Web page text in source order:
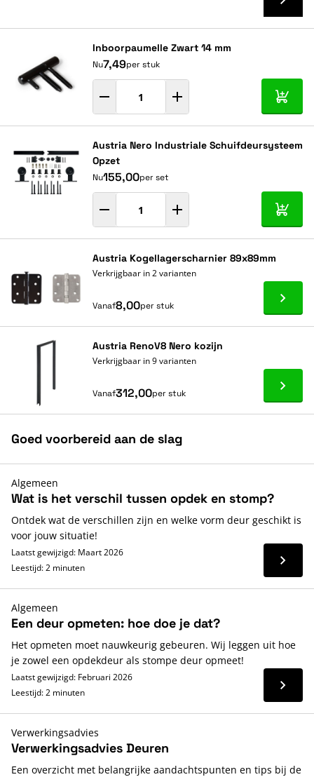
Inboorpaumelle Zwart 14 mm
Nu7,49per stuk
In
Austria Nero Industriale Schuifdeursysteem
Opzet
Nu155,00per set
In
Austria Kogellagerscharnier 89x89mm
Verkrijgbaar in 2 varianten
Vanaf8,00per stuk Ga
Austria RenoV8 Nero kozijn
Verkrijgbaar in 9 varianten
Vanaf312,00per stuk Ga
Goed voorbereid aan de slag
Algemeen
Wat is het verschil tussen opdek en stomp?
Ontdek wat de verschillen zijn en welke vorm deur geschikt is
voor jouw situatie!
Laatst gewijzigd: Maart 2026
Leestijd: 2 minuten
Lees
Algemeen
Een deur opmeten: hoe doe je dat?
Het opmeten moet nauwkeurig gebeuren. Wij leggen uit hoe
je zowel een opdekdeur als stompe deur opmeet!
Laatst gewijzigd: Februari 2026
Leestijd: 2 minuten
Lees
Verwerkingsadvies
Verwerkingsadvies Deuren
Een overzicht met belangrijke aandachtspunten en tips bij de